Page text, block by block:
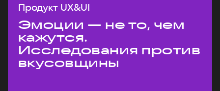
Продукт UX&UI
Эмоции — не то, чем
кажутся.
Исследования против
вкусовщины